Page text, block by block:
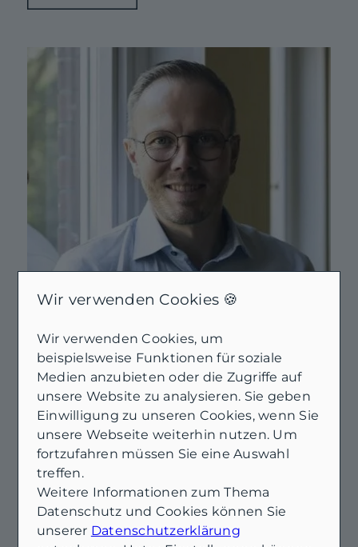
Christian van Hoorn
Inhaber & Sachverständiger für
Immobilienbewertung (DEKRA D1
zertifiziert)
0491 79 69 70 26
christian@vh-immo.com
Wir verwenden Cookies 🍪
Wir verwenden Cookies, um
beispielsweise Funktionen für soziale
Medien anzubieten oder die Zugriffe auf
unsere Website zu analysieren. Sie geben
Einwilligung zu unseren Cookies, wenn Sie
unsere Webseite weiterhin nutzen. Um
fortzufahren müssen Sie eine Auswahl
treffen.
Weitere Informationen zum Thema
Datenschutz und Cookies können Sie
unserer Datenschutzerklärung